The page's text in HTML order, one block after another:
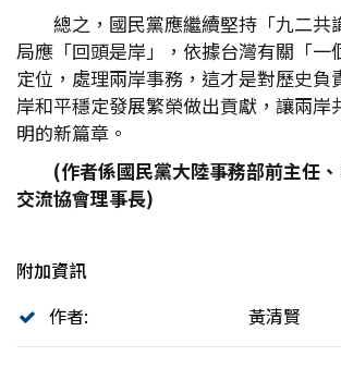
總之，國民黨應繼續堅持「九二共
局應「回頭是岸」，依據台灣有關「一
定位，處理兩岸事務，這才是對歷史負
岸和平穩定發展繁榮做出貢獻，讓兩岸
明的新篇章。
(作者係國民黨大陸事務部前主任
交流協會理事長)
附加資訊
作者:
黃清賢